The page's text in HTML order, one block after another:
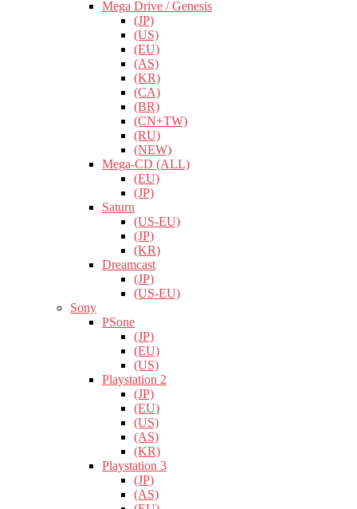
Mega Drive / Genesis
(JP)
(US)
(EU)
(AS)
(KR)
(CA)
(BR)
(CN+TW)
(RU)
(NEW)
Mega-CD (ALL)
(EU)
(JP)
Saturn
(US-EU)
(JP)
(KR)
Dreamcast
(JP)
(US-EU)
Sony
PSone
(JP)
(EU)
(US)
Playstation 2
(JP)
(EU)
(US)
(AS)
(KR)
Playstation 3
(JP)
(AS)